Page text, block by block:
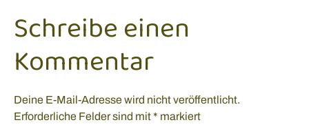
Schreibe einen
Kommentar
Deine E-Mail-Adresse wird nicht veröffentlicht.
Erforderliche Felder sind mit* markiert